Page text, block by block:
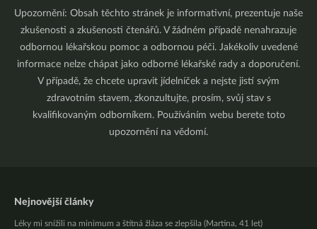
Upozornění: Obsah těchto stránek je informativní, prezentuje naše
zkušenosti a zkušenosti čtenářů. V žádném případě nenahrazuje
odbornou lékařskou pomoc a odbornou péči. Jakékoliv uvedené
informace nelze chápat jako odborné lékařské rady a doporučení.
V případě, že chcete upravit jídelníček a nejste jistí svým
zdravotním stavem, zkonzultujte, prosím, svůj stav s
kvalifikovaným odborníkem. Používáním webu berete toto
upozornění na vědomí.
Nejnovější články
Léky mi snížili na minimum a štítná žláza se zlepšila (Martina, 41 let)